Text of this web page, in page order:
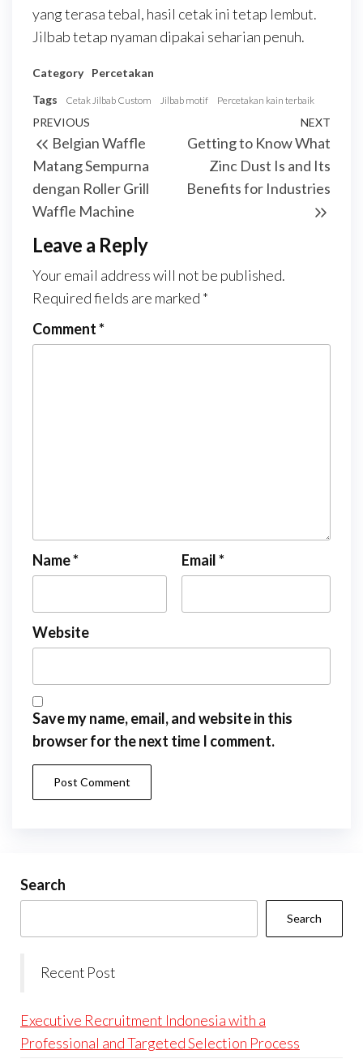
yang terasa tebal, hasil cetak ini tetap lembut.
Jilbab tetap nyaman dipakai seharian penuh.
Category
Percetakan
Tags
Cetak Jilbab Custom Jilbab motif Percetakan kain terbaik
Post
navigation
Previous
Post
PREVIOUS
Belgian Waffle
Matang Sempurna
dengan Roller Grill
Waffle Machine
NEXT
Getting to Know What
Zinc Dust Is and Its
Benefits for Industries
Leave a Reply
Your email address will not be published.
Required fields are marked *
Comment*
Name* Email*
Website
Save my name, email, and website in this
browser for the next time I comment.
Search
Search
Recent Post
Executive Recruitment Indonesia with a
Professional and Targeted Selection Process